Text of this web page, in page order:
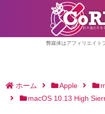
弊媒体はアフィリエイト
ホーム Apple
macOS 10.13 High